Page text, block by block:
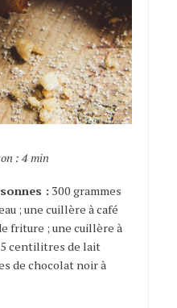
: 4 min
: 300 grammes
; une cuillère à café
friture ; une cuillère à
centilitres de lait
de chocolat noir à